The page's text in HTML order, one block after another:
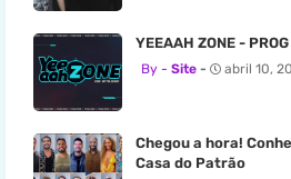
YEEAAH ZONE -
Site abril 10,
Chegou a hora!
Casa do Patrão